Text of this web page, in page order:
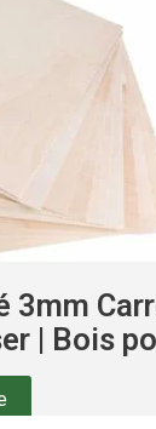
3mm
| Bois